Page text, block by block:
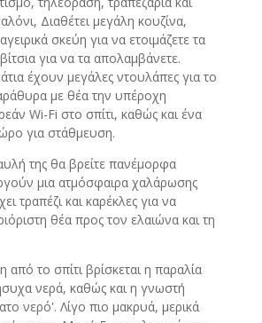
Διαθέτει μεγάλη κουζίνα,
σκεύη για να ετοιμάζετε τα
για να τα απολαμβάνετε.
έχουν μεγάλες ντουλάπες για το
με θέα την υπέροχη
Wi-Fi στο σπίτι, καθώς και ένα
για στάθμευση.
της θα βρείτε πανέμορφα
μια ατμόσφαιρα χαλάρωσης
τραπέζι και καρέκλες για να
θέα προς τον ελαιώνα και τη
από το σπίτι βρίσκεται η παραλία
νερά, καθώς και η γνωστή
νερό'. Λίγο πιο μακρυά, μερικά